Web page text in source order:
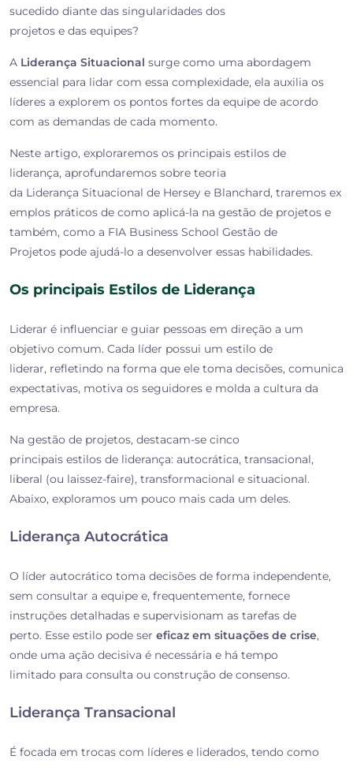
sucedido diante das singularidades dos
projetos e das equipes?
A Liderança Situacional surge como uma abordagem
essencial para lidar com essa complexidade, ela auxilia os
líderes a explorem os pontos fortes da equipe de acordo
com as demandas de cada momento.
Neste artigo, exploraremos os principais estilos de
liderança, aprofundaremos sobre teoria
da Liderança Situacional de Hersey e Blanchard, traremos ex
emplos práticos de como aplicá-la na gestão de projetos e
também, como a FIA Business School Gestão de
Projetos pode ajudá-lo a desenvolver essas habilidades.
Os principais Estilos de Liderança
Liderar é influenciar e guiar pessoas em direção a um
objetivo comum. Cada líder possui um estilo de
liderar, refletindo na forma que ele toma decisões, comunica
expectativas, motiva os seguidores e molda a cultura da
empresa.
Na gestão de projetos, destacam-se cinco
principais estilos de liderança: autocrática, transacional,
liberal (ou laissez-faire), transformacional e situacional.
Abaixo, exploramos um pouco mais cada um deles.
Liderança Autocrática
O líder autocrático toma decisões de forma independente,
sem consultar a equipe e, frequentemente, fornece
instruções detalhadas e supervisionam as tarefas de
perto. Esse estilo pode ser eficaz em situações de crise,
onde uma ação decisiva é necessária e há tempo
limitado para consulta ou construção de consenso.
Liderança Transacional
É focada em trocas com líderes e liderados, tendo como